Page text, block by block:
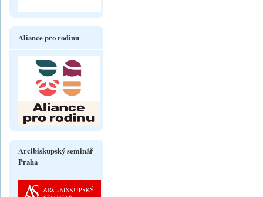
Aliance pro rodinu
Arcibiskupský seminář
Praha